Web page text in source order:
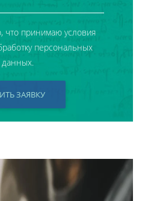
что принимаю условия
персональных
данных.
ЗАЯВКУ